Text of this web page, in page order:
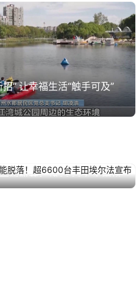
” 让幸福生活“触手可及”
能脱落！超6600台丰田埃